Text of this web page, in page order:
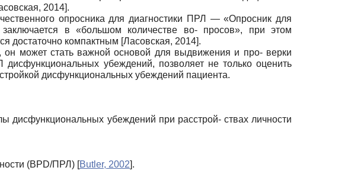
2014].
опросника для диагностики ПРЛ — «Опросник для
в «большом количестве во- просов», при этом
достаточно компактным [Ласовская, 2014].
он может стать важной основой для выдвижения и про- верки
убеждений, позволяет не только оценить
дисфункциональных убеждений пациента.
дисфункциональных убеждений при расстрой- ствах личности
(BPD/ПРЛ) [Butler, 2002].